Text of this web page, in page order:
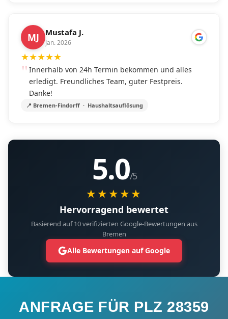
MJ Mustafa J.
Jan. 2026
★★★★★
Innerhalb von 24h Termin bekommen und alles
erledigt. Freundliches Team, guter Festpreis.
Danke!
📍 Bremen-Findorff · Haushaltsauflösung
5.0/5
★★★★★
Hervorragend bewertet
Basierend auf 10 verifizierten Google-Bewertungen aus
Bremen
Alle Bewertungen auf Google
ANFRAGE FÜR PLZ 28359